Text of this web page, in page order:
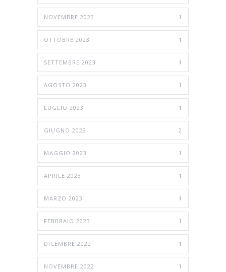
NOVEMBRE 2023 1
OTTOBRE 2023 1
SETTEMBRE 2023 1
AGOSTO 2023 1
LUGLIO 2023 1
GIUGNO 2023 2
MAGGIO 2023 1
APRILE 2023 1
MARZO 2023 1
FEBBRAIO 2023 1
DICEMBRE 2022 1
NOVEMBRE 2022 1